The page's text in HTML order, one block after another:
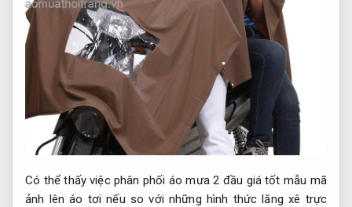
Có thể thấy việc phân phối áo mưa 2 đầu giá tốt mẫu mã
ảnh lên áo tơi nếu so với những hình thức lăng xê trực